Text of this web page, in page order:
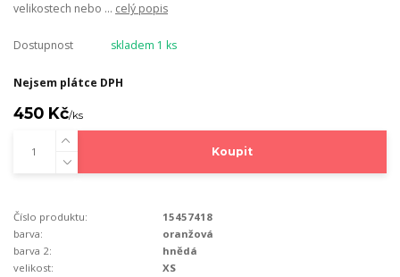
velikostech nebo ... celý popis
Dostupnost skladem 1 ks
Nejsem plátce DPH
450 Kč/ks
Koupit
Číslo produktu:
15457418
barva:
oranžová
barva 2:
hnědá
velikost:
XS